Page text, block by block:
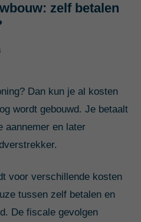
zelf betalen
Dan kun je al kosten
wordt gebouwd. Je betaalt
aannemer en later
voor verschillende kosten
tussen zelf betalen en
De fiscale gevolgen